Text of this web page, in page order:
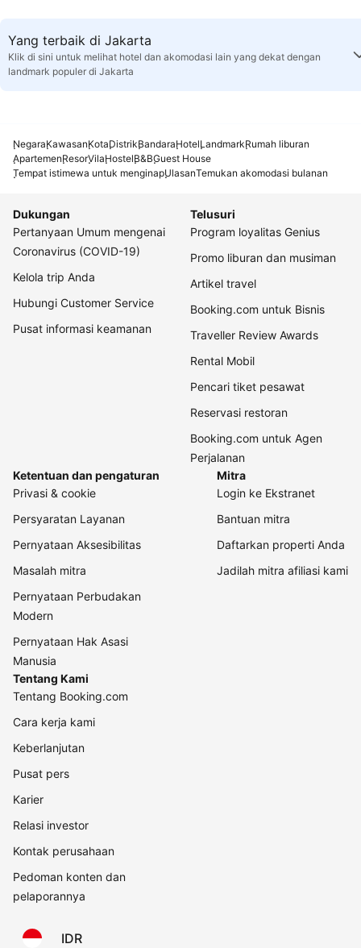
Yang terbaik di Jakarta
Klik di sini untuk melihat hotel dan akomodasi lain yang dekat dengan
landmark populer di Jakarta
NegaraKawasanKotaDistrikBandaraHotelLandmarkRumah liburan
ApartemenResorVilaHostelB&BGuest House
Tempat istimewa untuk menginapUlasanTemukan akomodasi bulanan
Dukungan
Pertanyaan Umum mengenai
Coronavirus (COVID-19)
Kelola trip Anda
Hubungi Customer Service
Pusat informasi keamanan
Telusuri
Program loyalitas Genius
Promo liburan dan musiman
Artikel travel
Booking.com untuk Bisnis
Traveller Review Awards
Rental Mobil
Pencari tiket pesawat
Reservasi restoran
Booking.com untuk Agen
Perjalanan
Ketentuan dan pengaturan
Privasi & cookie
Persyaratan Layanan
Pernyataan Aksesibilitas
Masalah mitra
Pernyataan Perbudakan
Modern
Pernyataan Hak Asasi
Manusia
Mitra
Login ke Ekstranet
Bantuan mitra
Daftarkan properti Anda
Jadilah mitra afiliasi kami
Tentang Kami
Tentang Booking.com
Cara kerja kami
Keberlanjutan
Pusat pers
Karier
Relasi investor
Kontak perusahaan
Pedoman konten dan
pelaporannya
IDR